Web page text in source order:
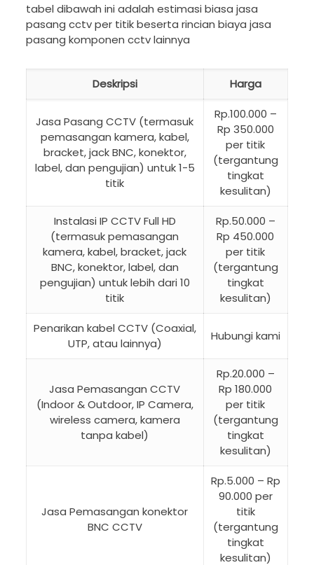
tabel dibawah ini adalah estimasi biasa jasa
pasang cctv per titik beserta rincian biaya jasa
pasang komponen cctv lainnya
Deskripsi Harga
Jasa Pasang CCTV (termasuk
pemasangan kamera, kabel,
bracket, jack BNC, konektor,
label, dan pengujian) untuk 1-5
titik
Rp.100.000 –
Rp 350.000
per titik
(tergantung
tingkat
kesulitan)
Instalasi IP CCTV Full HD
(termasuk pemasangan
kamera, kabel, bracket, jack
BNC, konektor, label, dan
pengujian) untuk lebih dari 10
titik
Rp.50.000 –
Rp 450.000
per titik
(tergantung
tingkat
kesulitan)
Penarikan kabel CCTV (Coaxial,
UTP, atau lainnya)
Hubungi kami
Jasa Pemasangan CCTV
(Indoor & Outdoor, IP Camera,
wireless camera, kamera
tanpa kabel)
Rp.20.000 –
Rp 180.000
per titik
(tergantung
tingkat
kesulitan)
Jasa Pemasangan konektor
BNC CCTV
Rp.5.000 – Rp
90.000 per
titik
(tergantung
tingkat
kesulitan)